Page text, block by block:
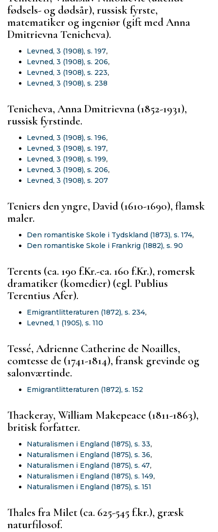
fødsels- og dødsår), russisk fyrste,
matematiker og ingeniør (gift med Anna
Dmitrievna Tenicheva).
Levned, 3 (1908), s. 197,
Levned, 3 (1908), s. 206,
Levned, 3 (1908), s. 223,
Levned, 3 (1908), s. 238
Tenicheva, Anna Dmitrievna (1852-1931),
russisk fyrstinde.
Levned, 3 (1908), s. 196,
Levned, 3 (1908), s. 197,
Levned, 3 (1908), s. 199,
Levned, 3 (1908), s. 206,
Levned, 3 (1908), s. 207
Teniers den yngre, David (1610-1690), flamsk
maler.
Den romantiske Skole i Tydskland (1873), s. 174,
Den romantiske Skole i Frankrig (1882), s. 90
Terents (ca. 190 f.Kr.-ca. 160 f.Kr.), romersk
dramatiker (komedier) (egl. Publius
Terentius Afer).
Emigrantlitteraturen (1872), s. 234,
Levned, 1 (1905), s. 110
Tessé, Adrienne Catherine de Noailles,
comtesse de (1741-1814), fransk grevinde og
salonværtinde.
Emigrantlitteraturen (1872), s. 152
Thackeray, William Makepeace (1811-1863),
britisk forfatter.
Naturalismen i England (1875), s. 33,
Naturalismen i England (1875), s. 36,
Naturalismen i England (1875), s. 47,
Naturalismen i England (1875), s. 149,
Naturalismen i England (1875), s. 151
Thales fra Milet (ca. 625-545 f.kr.), græsk
naturfilosof.